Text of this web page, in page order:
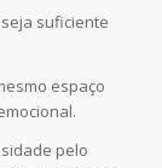
suficiente
espaço
pelo